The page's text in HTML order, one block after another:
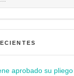
aprobado su